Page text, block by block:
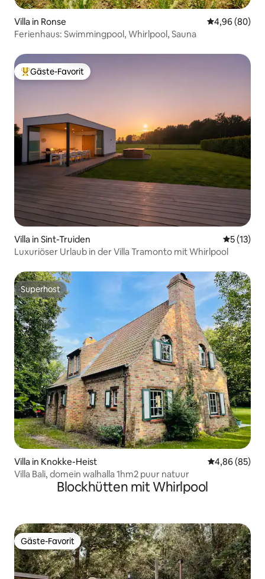
Villa in Ronse
4,96 (80)
Ferienhaus: Swimmingpool, Whirlpool, Sauna
Beliebter Gäste-Favorit.
Gäste-Favorit
Villa in Sint-Truiden
5 (13)
Luxuriöser Urlaub in der Villa Tramonto mit Whirlpool
Superhost
Superhost
Villa in Knokke-Heist
4,86 (85)
Villa Bali, domein walhalla 1hm2 puur natuur
Blockhütten mit Whirlpool
Gäste-Favorit
Gäste-Favorit